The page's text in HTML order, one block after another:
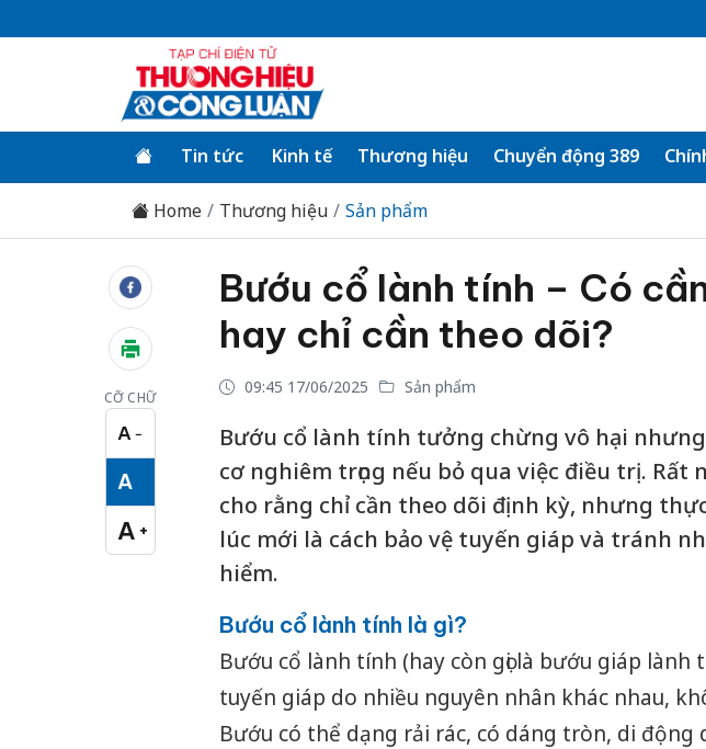
Tin tức Kinh tế Thương hiệu Chuyển động 389
Home Thương hiệu Sản phẩm
CỠ CHỮ
A −
Cỡ chữ nhỏ
A
Cỡ chữ vừa
A +
Cỡ chữ lớn
Bướu cổ lành tính – Có
hay chỉ cần theo dõi?
09:45 17/06/2025 Sản phẩm
Bướu cổ lành tính tưởng chừng vô hại
cơ nghiêm trọng nếu bỏ qua việc điều trị.
cho rằng chỉ cần theo dõi định kỳ, nhưng
lúc mới là cách bảo vệ tuyến giáp và tránh
hiểm.
Bướu cổ lành tính là gì?
Bướu cổ lành tính (hay còn gọi là bướu giáp lành
tuyến giáp do nhiều nguyên nhân khác nhau,
Bướu có thể dạng rải rác, có dáng tròn, di động